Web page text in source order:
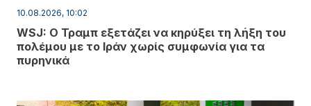
10.08.2026, 10:02
WSJ: Ο Τραμπ εξετάζει να κηρύξει τη λήξη του
πολέμου με το Ιράν χωρίς συμφωνία για τα
πυρηνικά